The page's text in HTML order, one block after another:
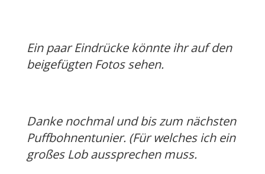
Ein paar Eindrücke könnte ihr auf den
beigefügten Fotos sehen.
Danke nochmal und bis zum nächsten
Puffbohnentunier. (Für welches ich ein
großes Lob aussprechen muss.